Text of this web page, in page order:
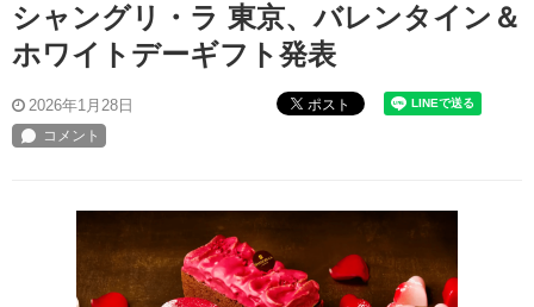
シャングリ・ラ 東京、バレンタイン＆
ホワイトデーギフト発表
2026年1月28日 ポスト